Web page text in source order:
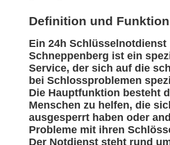
Definition und Funktion
Ein 24h Schlüsselnotdienst
Schneppenberg ist ein
Service, der sich auf die
bei Schlossproblemen
Die Hauptfunktion besteht
Menschen zu helfen, die
ausgesperrt haben oder
Probleme mit ihren
Der Notdienst steht rund